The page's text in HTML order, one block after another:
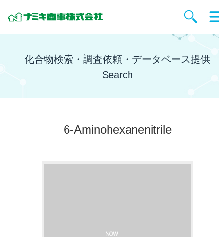
化合物検索・調査依頼・データベース提供
Search
6-Aminohexanenitrile